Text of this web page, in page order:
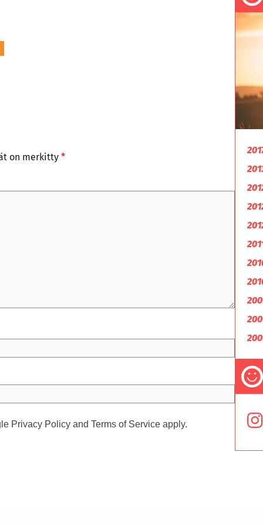
on merkitty *
Privacy Policy and Terms of Service apply.